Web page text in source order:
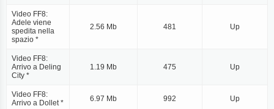
Video FF8:
Adele viene
spedita nella
spazio *
2.56 Mb 481 Up
Video FF8:
Arrivo a Deling
City *
1.19 Mb 475 Up
Video FF8:
Arrivo a Dollet *
6.97 Mb 992 Up